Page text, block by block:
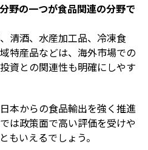
野の一つが食品関連の分野で
清酒、水産加工品、冷凍食
特産品などは、海外市場での
資との関連性も明確にしやす
本からの食品輸出を強く推進
は政策面で高い評価を受けや
もいえるでしょう。